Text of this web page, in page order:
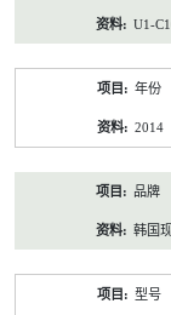
U1-
年份
2014
品牌
韩国
型号